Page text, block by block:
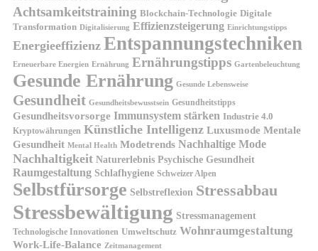
Achtsamkeitstraining Blockchain-Technologie Digitale
Transformation Digitalisierung Effizienzsteigerung Einrichtungstipps
Energieeffizienz Entspannungstechniken
Erneuerbare Energien Ernährung Ernährungstipps Gartenbeleuchtung
Gesunde Ernährung Gesunde Lebensweise
Gesundheit Gesundheitsbewusstsein Gesundheitstipps
Gesundheitsvorsorge Immunsystem stärken Industrie 4.0
Kryptowährungen Künstliche Intelligenz Luxusmode Mentale
Gesundheit Mental Health Modetrends Nachhaltige Mode
Nachhaltigkeit Naturerlebnis Psychische Gesundheit
Raumgestaltung Schlafhygiene Schweizer Alpen
Selbstfürsorge Selbstreflexion Stressabbau
Stressbewältigung Stressmanagement
Technologische Innovationen Umweltschutz Wohnraumgestaltung
Work-Life-Balance Zeitmanagement